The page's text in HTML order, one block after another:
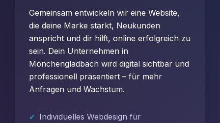
Gemeinsam entwickeln wir eine Website,
die deine Marke stärkt, Neukunden
anspricht und dir hilft, online erfolgreich zu
sein. Dein Unternehmen in
Mönchengladbach wird digital sichtbar und
professionell präsentiert – für mehr
Anfragen und Wachstum.
Individuelles Webdesign für